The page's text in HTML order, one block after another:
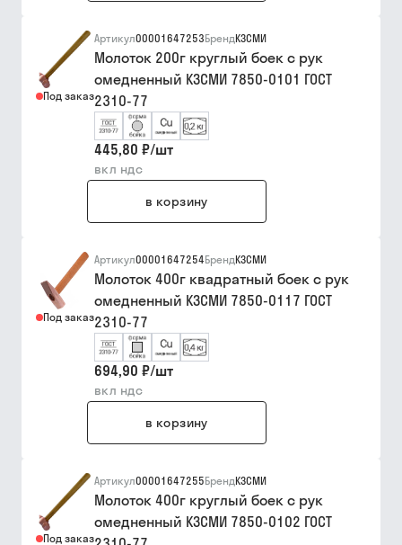
Под заказ
Артикул00001647253БрендКЗСМИ
Молоток 200г круглый боек с рук
омедненный КЗСМИ 7850-0101 ГОСТ
2310-77
445,80 ₽/шт
вкл ндс
в корзину
Под заказ
Артикул00001647254БрендКЗСМИ
Молоток 400г квадратный боек с рук
омедненный КЗСМИ 7850-0117 ГОСТ
2310-77
694,90 ₽/шт
вкл ндс
в корзину
Под заказ
Артикул00001647255БрендКЗСМИ
Молоток 400г круглый боек с рук
омедненный КЗСМИ 7850-0102 ГОСТ